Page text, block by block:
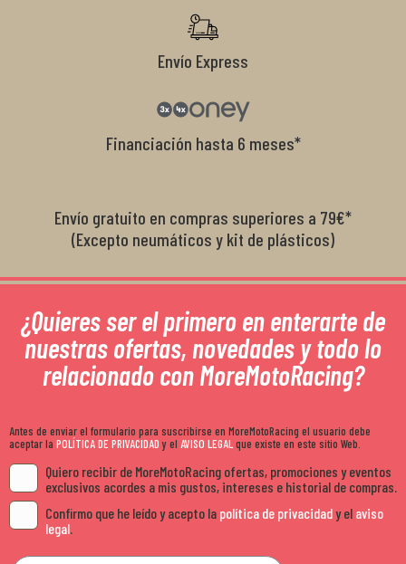
Envío Express
Financiación hasta 6 meses*
Envío gratuito en compras superiores a 79€*
(Excepto neumáticos y kit de plásticos)
¿Quieres ser el primero en enterarte de
nuestras ofertas, novedades y todo lo
relacionado con MoreMotoRacing?
Antes de enviar el formulario para suscribirse en MoreMotoRacing el usuario debe
aceptar la POLÍTICA DE PRIVACIDADy el AVISO LEGALque existe en este sitio Web.
Quiero recibir de MoreMotoRacing ofertas, promociones y eventos
exclusivos acordes a mis gustos, intereses e historial de compras.
Confirmo que he leído y acepto la política de privacidady el aviso
legal